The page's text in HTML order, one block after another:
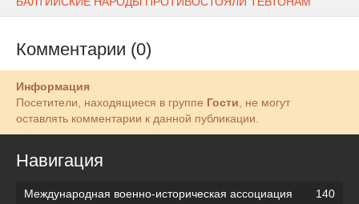
Комментарии (0)
Информация
Посетители, находящиеся в группе Гости , не могут
оставлять комментарии к данной публикации.
Навигация
Международная военно-историческая ассоциация
140